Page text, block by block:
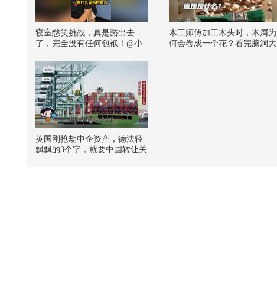
寝室憋笑挑战，真是豁出去
了，完全没有任何包袱！@小
木工师傅加工木头时，木屑为
何会卷成一个花？看完脑洞大
英国刚抢劫中企资产，德法轻
飘飘的3个字，就要中国转让关